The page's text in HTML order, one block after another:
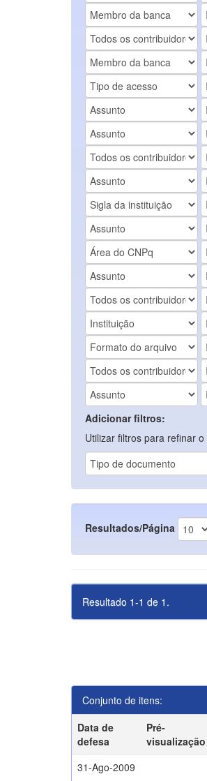
Adicionar filtros:
Utilizar filtros para refinar
Resultados/Página
Resultado 1-1 de 1.
Conjunto de itens:
Data de
defesa
Pré-
visualização
31-Ago-2009